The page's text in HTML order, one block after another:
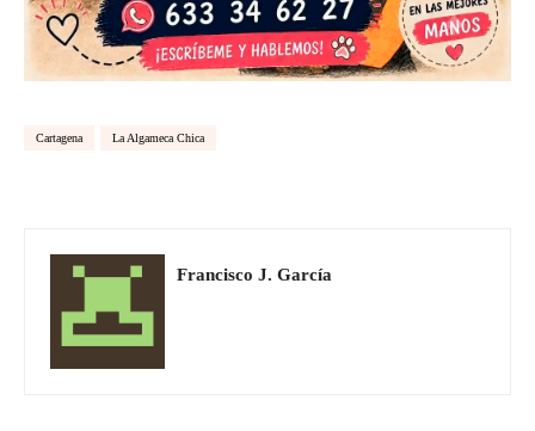
Cartagena La Algameca Chica
Francisco J. García